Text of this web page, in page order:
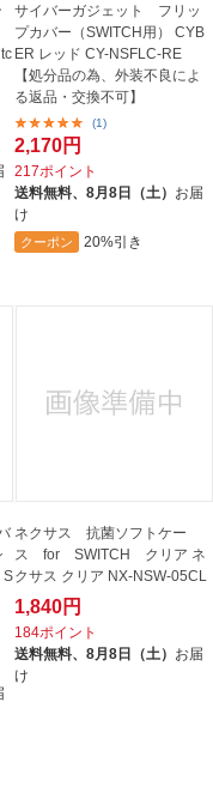
サイバーガジェット フリッ
プカバー（SWITCH用） CYB
ER レッド CY-NSFLC-RE
【処分品の為、外装不良によ
る返品・交換不可】
(1)
2,170円
217ポイント
送料無料、8月8日（土） お届
け
クーポン 20%引き
S
ネクサス 抗菌ソフトケー
ス for SWITCH クリア ネ
クサス クリア NX-NSW-05CL
1,840円
184ポイント
送料無料、8月8日（土） お届
け